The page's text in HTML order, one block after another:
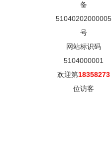
备
51040202000005
号
网站标识码
5104000001
欢迎第18358273
位访客